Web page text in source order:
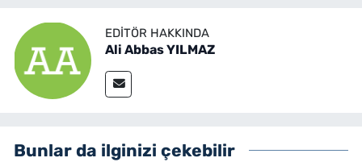
EDITÖR HAKKINDA
Ali Abbas YILMAZ
Bunlar da ilginizi çekebilir